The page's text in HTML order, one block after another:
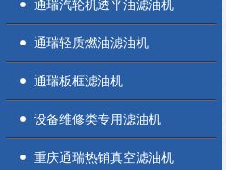
通瑞汽轮机透平油滤油机
通瑞轻质燃油滤油机
通瑞板框滤油机
设备维修类专用滤油机
重庆通瑞热销真空滤油机